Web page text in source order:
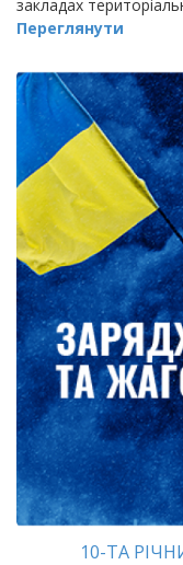
закладах
Переглянути
10-ТА